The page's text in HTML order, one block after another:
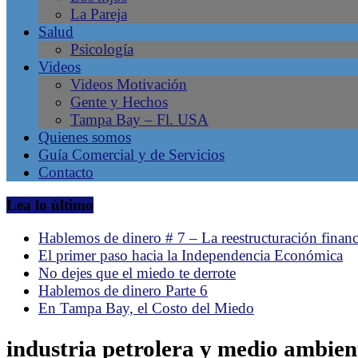
Tampa
Negocios
Latinos,
Revista
la
comunidad
hispana
Tampa,
Florida.
Emprendimiento
Latino.
La Pareja
Salud
Psicología
Videos
Videos Motivación
Gente y Hechos
Tampa Bay – Fl. USA
Quienes somos
Guía Comercial y de Servicios
Contacto
Lea lo último
Hablemos de dinero # 7 – La reestructuración
El primer paso hacia la Independencia Económica
No dejes que el miedo te derrote
Hablemos de dinero Parte 6
En Tampa Bay, el Costo del Miedo
industria petrolera y medio